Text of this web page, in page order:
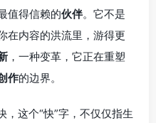
值得信赖的伙伴。它不是
在内容的洪流里，游得更
，一种变革，它正在重塑
作的边界。
这个“快”字，不仅仅指生